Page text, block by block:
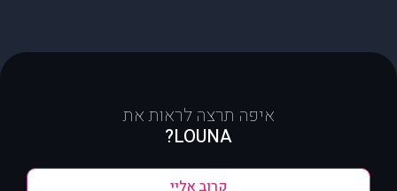
איפה תרצה לראות את
LOUNA?